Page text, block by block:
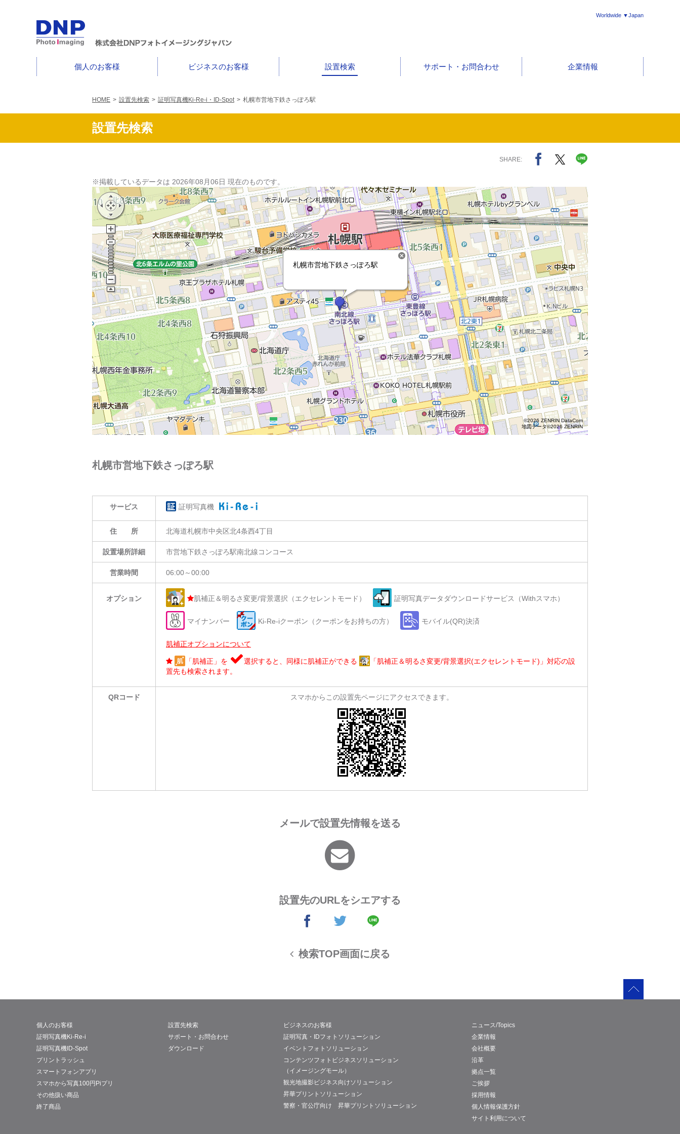
Worldwide ▼Japan
個人のお客様 ビジネスのお客様 設置検索 サポート・お問合わせ 企業情報
HOME > 設置先検索 > 証明写真機Ki-Re-i・ID-Spot > 札幌市営地下鉄さっぽろ駅
設置先検索
SHARE:
※掲載しているデータは 2026年08月06日 現在のものです。
札幌市営地下鉄さっぽろ駅
©2026 ZENRIN DataCom
地図データ©2026 ZENRIN
札幌市営地下鉄さっぽろ駅
サービス 証明写真機
住 所 北海道札幌市中央区北4条西4丁目
設置場所詳細 市営地下鉄さっぽろ駅南北線コンコース
営業時間 06:00～00:00
オプション 肌補正＆明るさ変更/背景選択（エクセレントモード） 証明写真データダウンロードサービス（Withスマホ）
マイナンバー Ki-Re-iクーポン（クーポンをお持ちの方） モバイル(QR)決済
肌補正オプションについて
「肌補正」を 選択すると、同様に肌補正ができる
「肌補正＆明るさ変更/背景選択(エクセレントモード)」対応の設
置先も検索されます。
QRコード スマホからこの設置先ページにアクセスできます。
メールで設置先情報を送る
設置先のURLをシエアする
検索TOP画面に戻る
個人のお客様
証明写真機Ki-Re-i
証明写真機ID-Spot
プリントラッシュ
スマートフォンアプリ
スマホから写真100円Piプリ
その他扱い商品
終了商品
設置先検索
サポート・お問合わせ
ダウンロード
ビジネスのお客様
証明写真・IDフォトソリューション
イベントフォトソリューション
コンテンツフォトビジネスソリューション
（イメージングモール）
観光地撮影ビジネス向けソリューション
昇華プリントソリューション
警察・官公庁向け 昇華プリントソリューション
ニュース/Topics
企業情報
会社概要
沿革
拠点一覧
ご挨拶
採用情報
個人情報保護方針
サイト利用について